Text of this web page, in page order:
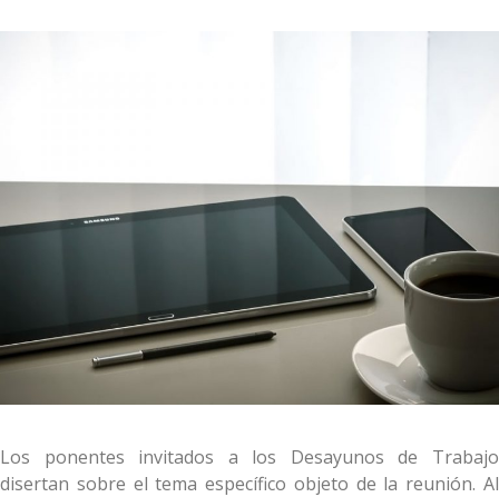
Los ponentes invitados a los Desayunos de Trabajo
disertan sobre el tema específico objeto de la reunión. Al